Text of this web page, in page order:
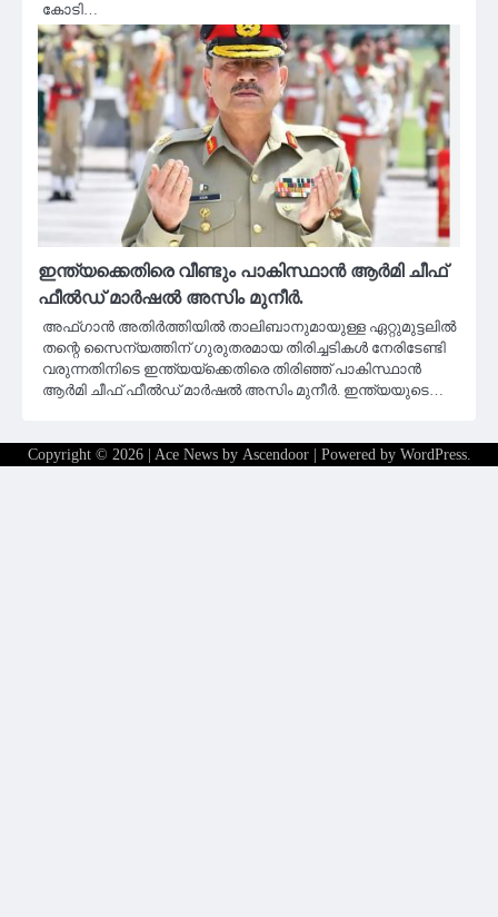
കോടി…
ഇന്ത്യക്കെതിരെ വീണ്ടും പാകിസ്ഥാൻ ആർമി ചീഫ്
ഫീൽഡ് മാർഷൽ അസിം മുനീർ.
അഫ്ഗാൻ അതിർത്തിയിൽ താലിബാനുമായുള്ള ഏറ്റുമുട്ടലിൽ
തന്റെ സൈന്യത്തിന് ഗുരുതരമായ തിരിച്ചടികൾ നേരിടേണ്ടി
വരുന്നതിനിടെ ഇന്ത്യയ്ക്കെതിരെ തിരിഞ്ഞ് പാകിസ്ഥാൻ
ആർമി ചീഫ് ഫീൽഡ് മാർഷൽ അസിം മുനീർ. ഇന്ത്യയുടെ…
Copyright © 2026 | Ace News by Ascendoor| Powered by WordPress.